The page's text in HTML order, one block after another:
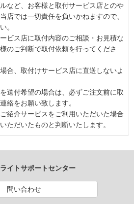
など、お客様と取付サービス店とのや
店では一切責任を負いかねますので、
。
ビス店に取付内容のご相談・お見積な
のご判断で取付依頼を行ってくださ
合、取付けサービス店に直送しないよ
送付希望の場合は、必ずご注文前に取
絡をお願い致します。
紹介サービスをご利用いただいた場合
ただいたものと判断いたします。
イトサポートセンター
問い合わせ